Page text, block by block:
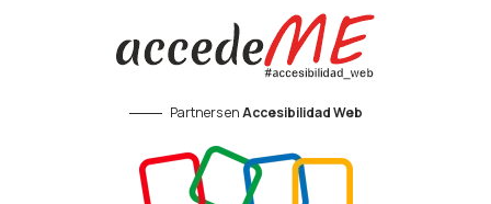
Partners enAccesibilidad Web